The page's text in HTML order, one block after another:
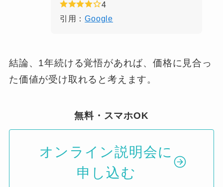
4
引用：Google
結論、1年続ける覚悟があれば、価格に見合っ
た価値が受け取れると考えます。
無料・スマホOK
オンライン説明会に
申し込む